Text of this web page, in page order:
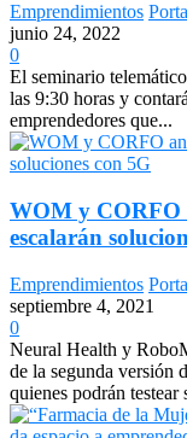
Emprendimientos
junio 24, 2022
0
El seminario
las 9:30 horas y
emprendedores que...
WOM y CORFO
escalarán
Emprendimientos
septiembre 4, 2021
0
Neural Health y
de la segunda versión
quienes podrán testear